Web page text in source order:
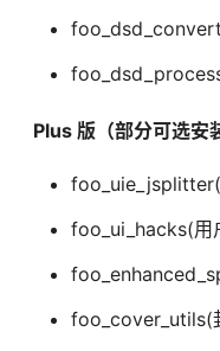
Plus 版（部分可选安
foo_ui_hacks(
foo_cover_utils(